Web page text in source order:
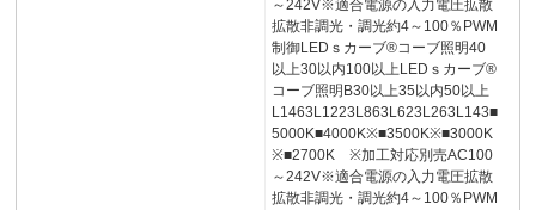
～242V※適合電源の入力電圧拡散
拡散非調光・調光約4～100％PWM
制御LEDｓカーブ®コーブ照明40
以上30以内100以上LEDｓカーブ®
コーブ照明B30以上35以内50以上
L1463L1223L863L623L263L143■
5000K■4000K※■3500K※■3000K
※■2700K ※加工対応別売AC100
～242V※適合電源の入力電圧拡散
拡散非調光・調光約4～100％PWM